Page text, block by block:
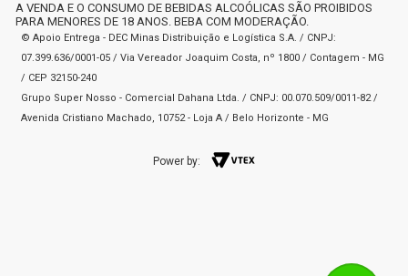
A VENDA E O CONSUMO DE BEBIDAS ALCOÓLICAS SÃO PROIBIDOS
PARA MENORES DE 18 ANOS. BEBA COM MODERAÇÃO.
© Apoio Entrega - DEC Minas Distribuição e Logística S.A. / CNPJ:
07.399.636/0001-05 / Via Vereador Joaquim Costa, nº 1800 / Contagem - MG
/ CEP 32150-240
Grupo Super Nosso - Comercial Dahana Ltda. / CNPJ: 00.070.509/0011-82 /
Avenida Cristiano Machado, 10752 - Loja A / Belo Horizonte - MG
Power by: